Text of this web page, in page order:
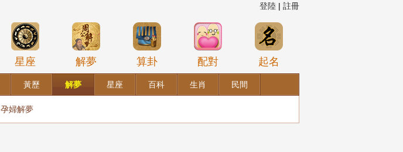
登陸 | 註冊
星座 解夢 算卦 配對 起名
黃歷 解夢 星座 百科 生肖 民間
孕婦解夢